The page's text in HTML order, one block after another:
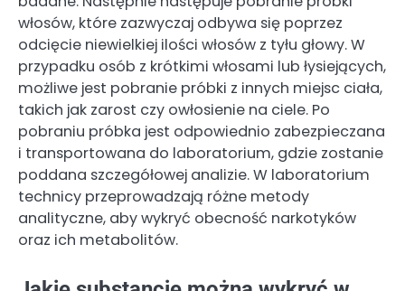
włosów, które zazwyczaj odbywa się poprzez
odcięcie niewielkiej ilości włosów z tyłu głowy. W
przypadku osób z krótkimi włosami lub łysiejących,
możliwe jest pobranie próbki z innych miejsc ciała,
takich jak zarost czy owłosienie na ciele. Po
pobraniu próbka jest odpowiednio zabezpieczana
i transportowana do laboratorium, gdzie zostanie
poddana szczegółowej analizie. W laboratorium
technicy przeprowadzają różne metody
analityczne, aby wykryć obecność narkotyków
oraz ich metabolitów.